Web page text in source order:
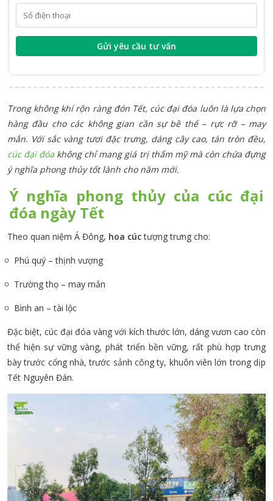
Gửi yêu cầu tư vấn
Trong không khí rộn ràng đón Tết, cúc đại đóa luôn là lựa chọn
hàng đầu cho các không gian cần sự bề thế – rực rỡ – may
mắn. Với sắc vàng tươi đặc trưng, dáng cây cao, tán tròn đều,
cúc đại đóa không chỉ mang giá trị thẩm mỹ mà còn chứa đựng
ý nghĩa phong thủy tốt lành cho năm mới.
Ý nghĩa phong thủy của cúc đại
đóa ngày Tết
Theo quan niệm Á Đông, hoa cúctượng trưng cho:
Phú quý – thịnh vượng
Trường thọ – may mắn
Bình an – tài lộc
Đặc biệt, cúc đại đóa vàng với kích thước lớn, dáng vươn cao còn
thể hiện sự vững vàng, phát triển bền vững, rất phù hợp trưng
bày trước cổng nhà, trước sảnh công ty, khuôn viên lớn trong dịp
Tết Nguyên Đán.